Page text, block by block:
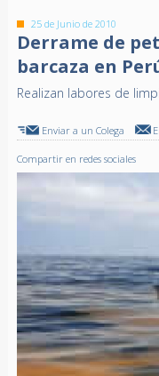
25 de Junio de 2010
Derrame de
barcaza en
Realizan labores de
Enviar a un Colega
Compartir en redes sociales